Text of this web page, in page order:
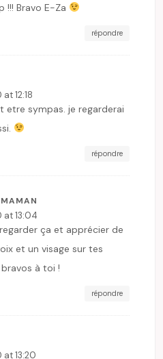
!!! Bravo E-Za
répondre
12:18
etre sympas. je regarderai
répondre
at 13:04
ça et apprécier de
et un visage sur tes
à toi !
répondre
at 13:20